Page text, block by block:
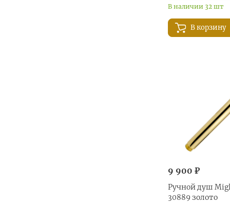
В наличии 32 шт
В корзину
9 900 ₽
Ручной душ
30889 золото